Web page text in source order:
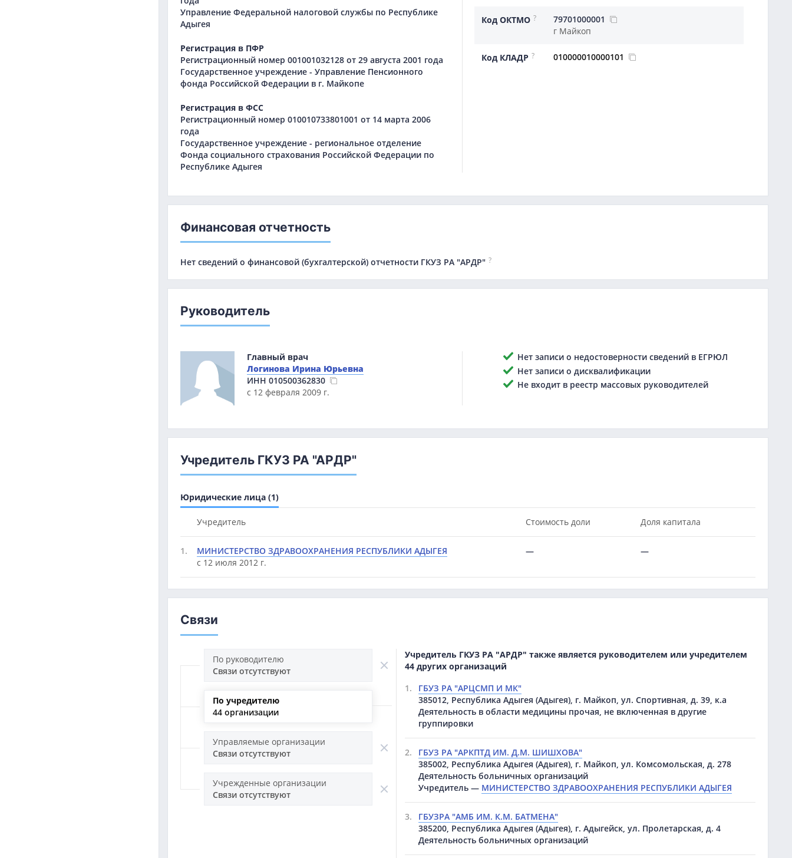
Управление Федеральной налоговой службы по Республике
Адыгея
Регистрация в ПФР
Регистрационный номер 001001032128 от 29 августа 2001 года
Государственное учреждение - Управление Пенсионного
фонда Российской Федерации в г. Майкопе
Регистрация в ФСС
Регистрационный номер 010010733801001 от 14 марта 2006
года
Государственное учреждение - региональное отделение
Фонда социального страхования Российской Федерации по
Республике Адыгея
Код ОКТМО ?
79701000001
г Майкоп
Код КЛАДР ? 010000010000101
Финансовая отчетность
Нет сведений о финансовой (бухгалтерской) отчетности ГКУЗ РА "АРДР" ?
Руководитель
Главный врач
Логинова Ирина Юрьевна
ИНН 010500362830
с 12 февраля 2009 г.
Нет записи о недостоверности сведений в ЕГРЮЛ
Нет записи о дисквалификации
Не входит в реестр массовых руководителей
Учредитель ГКУЗ РА "АРДР"
Юридические лица (1)
Учредитель Стоимость доли Доля капитала
1.
МИНИСТЕРСТВО ЗДРАВООХРАНЕНИЯ РЕСПУБЛИКИ АДЫГЕЯ
с 12 июля 2012 г.
— —
Связи
По руководителю
Связи отсутствуют
По учредителю
44 организации
Управляемые организации
Связи отсутствуют
Учрежденные организации
Связи отсутствуют
Учредитель ГКУЗ РА "АРДР" также является руководителем или учредителем
44 других организаций
1.
ГБУЗ РА "АРЦСМП И МК"
385012, Республика Адыгея (Адыгея), г. Майкоп, ул. Спортивная, д. 39, к.а
Деятельность в области медицины прочая, не включенная в другие
группировки
2.
ГБУЗ РА "АРКПТД ИМ. Д.М. ШИШХОВА"
385002, Республика Адыгея (Адыгея), г. Майкоп, ул. Комсомольская, д. 278
Деятельность больничных организаций
Учредитель — МИНИСТЕРСТВО ЗДРАВООХРАНЕНИЯ РЕСПУБЛИКИ АДЫГЕЯ
3.
ГБУЗРА "АМБ ИМ. К.М. БАТМЕНА"
385200, Республика Адыгея (Адыгея), г. Адыгейск, ул. Пролетарская, д. 4
Деятельность больничных организаций